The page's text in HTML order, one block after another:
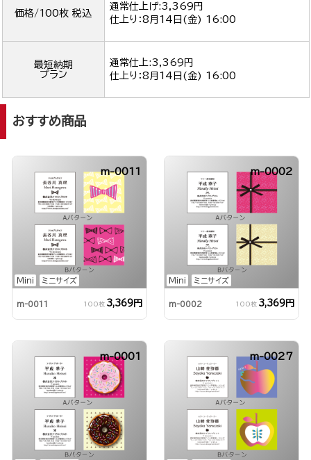
価格/100枚 税込
通常仕上げ:3,369円
仕上り：8月14日(金) 16:00
最短納期
プラン
通常仕上:3,369円
仕上り：8月14日(金) 16:00
おすすめ商品
Mini ミニサイズ
m-0011
m-0011 100枚 3,369円
Mini ミニサイズ
m-0002
m-0002 100枚 3,369円
m-0001 m-0027